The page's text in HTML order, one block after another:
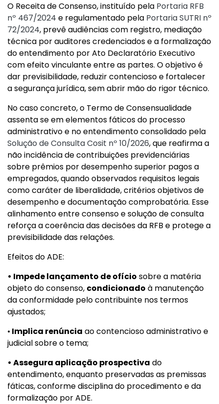
O Receita de Consenso, instituído pela Portaria RFB
nº 467/2024 e regulamentado pela Portaria SUTRI nº
72/2024, prevê audiências com registro, mediação
técnica por auditores credenciados e a formalização
do entendimento por Ato Declaratório Executivo
com efeito vinculante entre as partes. O objetivo é
dar previsibilidade, reduzir contencioso e fortalecer
a segurança jurídica, sem abrir mão do rigor técnico.
No caso concreto, o Termo de Consensualidade
assenta se em elementos fáticos do processo
administrativo e no entendimento consolidado pela
Solução de Consulta Cosit nº 10/2026, que reafirma a
não incidência de contribuições previdenciárias
sobre prêmios por desempenho superior pagos a
empregados, quando observados requisitos legais
como caráter de liberalidade, critérios objetivos de
desempenho e documentação comprobatória. Esse
alinhamento entre consenso e solução de consulta
reforça a coerência das decisões da RFB e protege a
previsibilidade das relações.
Efeitos do ADE:
• Impede lançamento de ofício sobre a matéria
objeto do consenso, condicionado à manutenção
da conformidade pelo contribuinte nos termos
ajustados;
• Implica renúncia ao contencioso administrativo e
judicial sobre o tema;
• Assegura aplicação prospectiva do
entendimento, enquanto preservadas as premissas
fáticas, conforme disciplina do procedimento e da
formalização por ADE.